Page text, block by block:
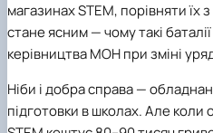
магазинах STEM, порівняти їх
стане ясним — чому такі
керівництваМОНпри зміні
Ніби і добра справа —
підготовки в школах. Але коли